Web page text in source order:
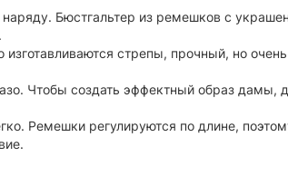
Бюстгальтер из ремешков с
стрепы, прочный, но
Чтобы создать эффектный образ дамы,
Ремешки регулируются по длине,